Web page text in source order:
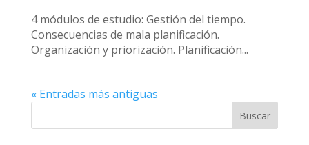
4 módulos de estudio: Gestión del tiempo.
Consecuencias de mala planificación.
Organización y priorización. Planificación...
« Entradas más antiguas
Buscar